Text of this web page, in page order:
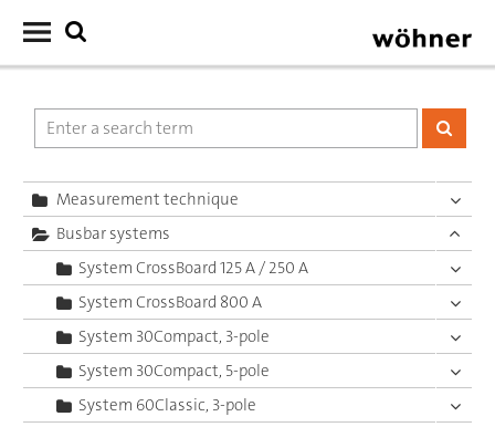
Measurement technique
Busbar systems
System CrossBoard 125 A / 250 A
System CrossBoard 800 A
System 30Compact, 3-pole
System 30Compact, 5-pole
System 60Classic, 3-pole